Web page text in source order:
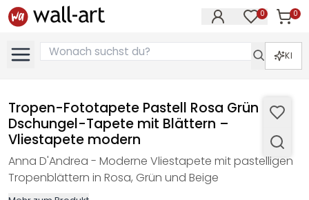
0 0
KI
Tropen-Fototapete Pastell Rosa Grün –
Dschungel-Tapete mit Blättern –
Vliestapete modern
Anna D'Andrea - Moderne Vliestapete mit pastelligen
Tropenblättern in Rosa, Grün und Beige